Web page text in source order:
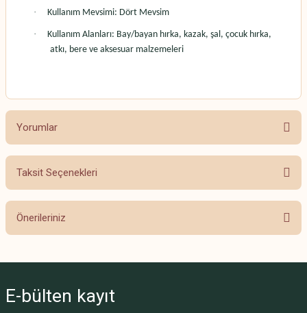
· Kullanım Mevsimi: Dört Mevsim
·
Kullanım Alanları: Bay/bayan hırka, kazak, şal, çocuk hırka,
atkı, bere ve aksesuar malzemeleri
Yorumlar
Bu ürüne ilk yorumu siz yapın!
Taksit Seçenekleri
Önerileriniz
Görüş ve önerileriniz için teşekkür ederiz.
E-bülten kayıt